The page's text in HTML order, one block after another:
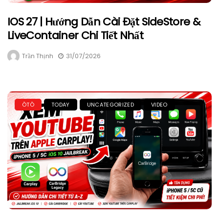
IOS 27 | Hướng Dẫn Cài Đặt SideStore &
LiveContainer Chi Tiết Nhất
Trần Thịnh 31/07/2026
ÔTÔ TODAY UNCATEGORIZED VIDEO